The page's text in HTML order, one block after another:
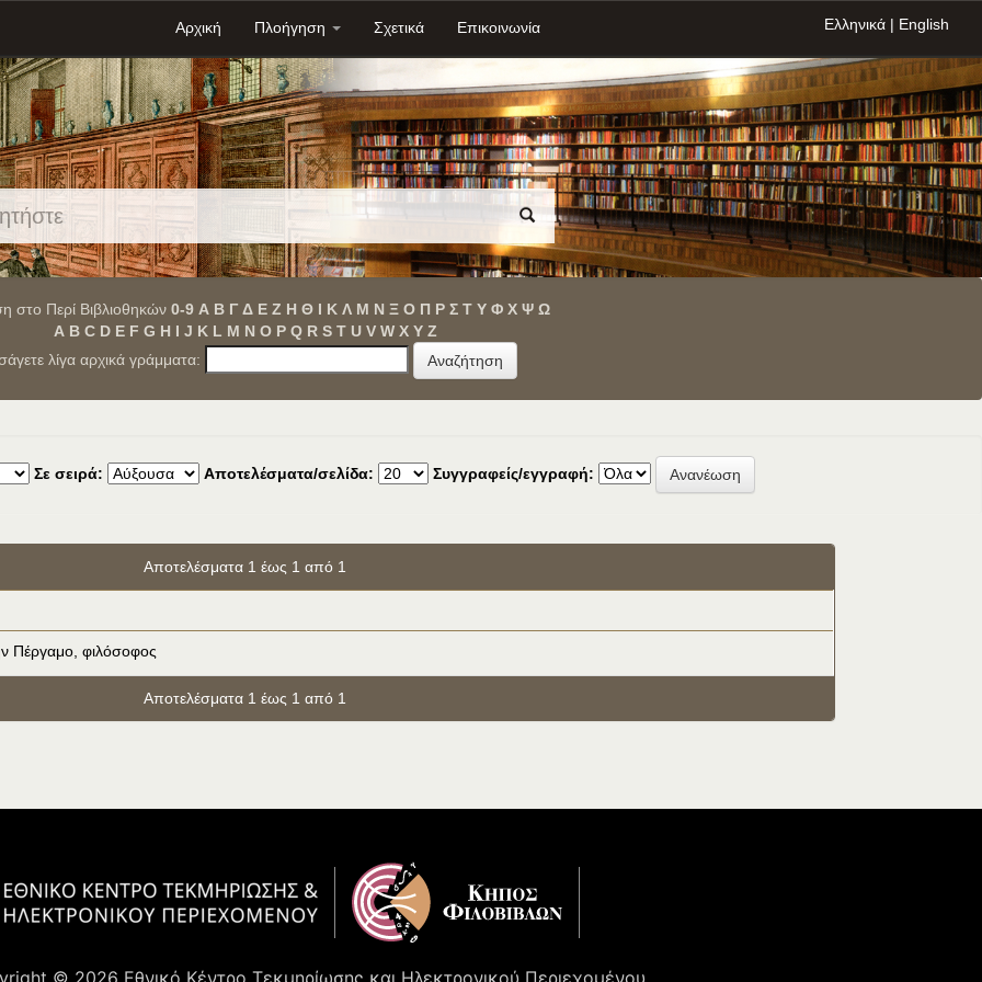
Αρχική Πλοήγηση Σχετικά Επικοινωνία Ελληνικά | English
στο Περί Βιβλιοθηκών 0-9 Α Β Γ Δ Ε Ζ Η Θ Ι Κ Λ Μ Ν Ξ Ο Π Ρ Σ Τ Υ Φ Χ Ψ Ω
A B C D E F G H I J K L M N O P Q R S T U V W X Y Z
λίγα αρχικά γράμματα:
Σε σειρά: Αποτελέσματα/σελίδα: Συγγραφείς/εγγραφή:
Αποτελέσματα 1 έως 1 από 1
Πέργαμο, φιλόσοφος
Αποτελέσματα 1 έως 1 από 1